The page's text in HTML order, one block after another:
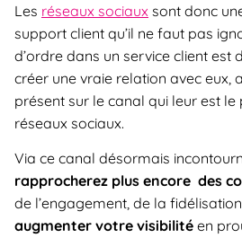
Les réseaux sociaux sont donc
support client qu’il ne faut pas
d’ordre dans un service client est
créer une vraie relation avec eux,
présent sur le canal qui leur est le
réseaux sociaux.
Via ce canal désormais
rapprocherez plus encore des
de l’engagement, de la
augmenter votre visibilité en